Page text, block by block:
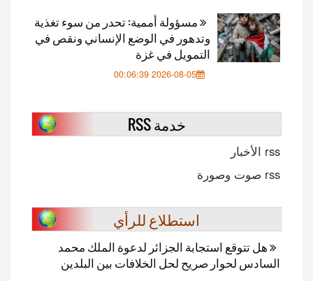
مسؤولة أممية: تحدر من سوء تغذية
وتدهور في الوضع الإنساني ونقص في
التمويل في غزة
2026-08-05 00:06:39
خدمة RSS
rss الأخبار
rss صوت وصورة
استطلاع للرأي
هل تتوقع استجابة الجزائر لدعوة الملك محمد
السادس لحوار صريح لحل الخلافات بين البلدين